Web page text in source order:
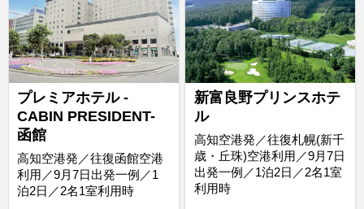
プレミアホテル -
CABIN PRESIDENT-
函館
高知空港発／往復函館空港
利用／9月7日出発一例／1
泊2日／2名1室利用時
新富良野プリンスホテ
ル
高知空港発／往復札幌(新千
歳・丘珠)空港利用／9月7日
出発一例／1泊2日／2名1室
利用時